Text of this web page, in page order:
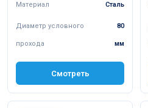
Материал Сталь
Диаметр условного
прохода
80
мм
Смотреть